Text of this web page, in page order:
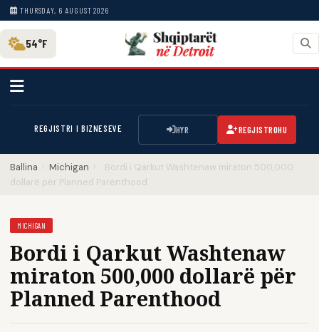
THURSDAY, 6 AUGUST 2026
54°F
REGJISTRI I BIZNESEVE HYR REGJISTROHU
Ballina › Michigan ›
Bordi i Qarkut Washtenaw miraton 500,000
dollarë për Planned Parenthood
MICHIGAN
Bordi i Qarkut Washtenaw
miraton 500,000 dollarë për
Planned Parenthood